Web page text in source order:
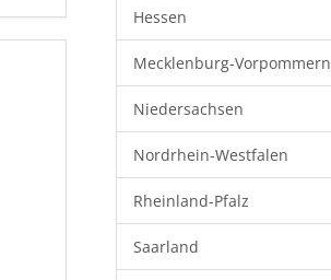
Hessen
Mecklenburg-Vorpommern
Niedersachsen
Nordrhein-Westfalen
Rheinland-Pfalz
Saarland